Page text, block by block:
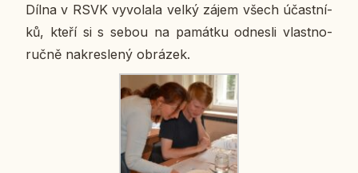
Dílna v RSVK vy­vo­la­la velký zájem všech účast­ní­
ků, kteří si s sebou na pa­mát­ku od­nes­li vlast­no­
ruč­ně na­kres­le­ný ob­rá­zek.